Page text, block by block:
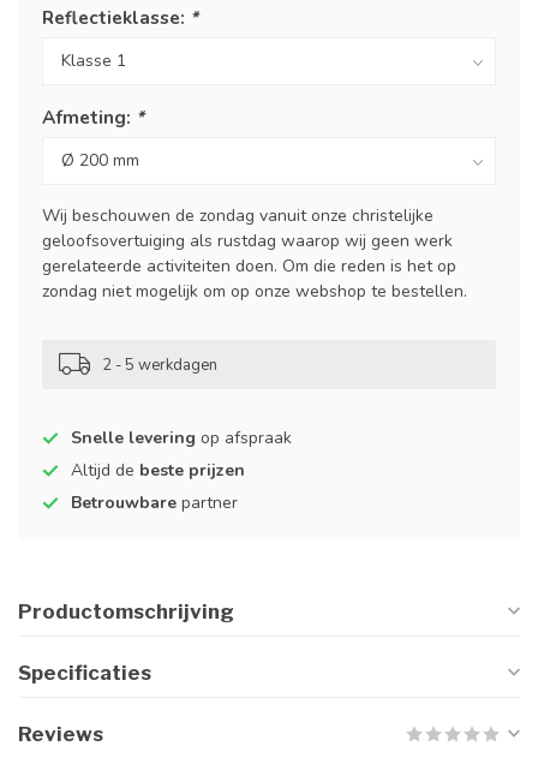
Reflectieklasse: *
Afmeting: *
Wij beschouwen de zondag vanuit onze christelijke
geloofsovertuiging als rustdag waarop wij geen werk
gerelateerde activiteiten doen. Om die reden is het op
zondag niet mogelijk om op onze webshop te bestellen.
2 - 5 werkdagen
Snelle levering op afspraak
Altijd de beste prijzen
Betrouwbare partner
Productomschrijving
Specificaties
Reviews